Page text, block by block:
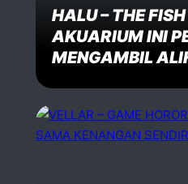
Post Comment
HALU – THE
AKUARIUM INI
MENGAMBIL